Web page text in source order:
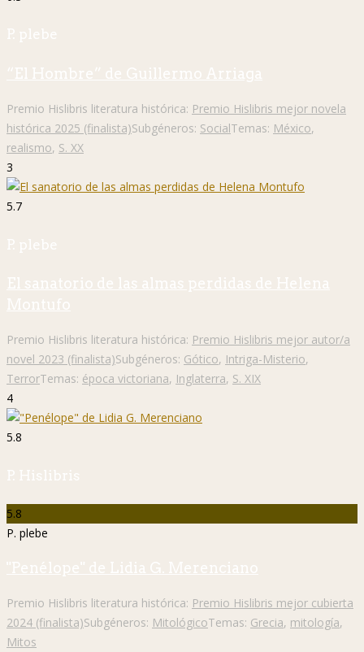
P. plebe
“El Hombre” de Guillermo Arriaga
Premio Hislibris literatura histórica: Premio Hislibris mejor novela
histórica 2025 (finalista)Subgéneros: SocialTemas: México,
realismo, S. XX
3
5.7
P. plebe
El sanatorio de las almas perdidas de Helena
Montufo
Premio Hislibris literatura histórica: Premio Hislibris mejor autor/a
novel 2023 (finalista)Subgéneros: Gótico, Intriga-Misterio,
TerrorTemas: época victoriana, Inglaterra, S. XIX
4
5.8
P. Hislibris
5.8
P. plebe
"Penélope" de Lidia G. Merenciano
Premio Hislibris literatura histórica: Premio Hislibris mejor cubierta
2024 (finalista)Subgéneros: MitológicoTemas: Grecia, mitología,
Mitos